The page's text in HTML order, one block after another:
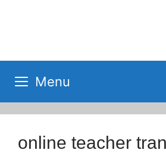
Menu
online teacher